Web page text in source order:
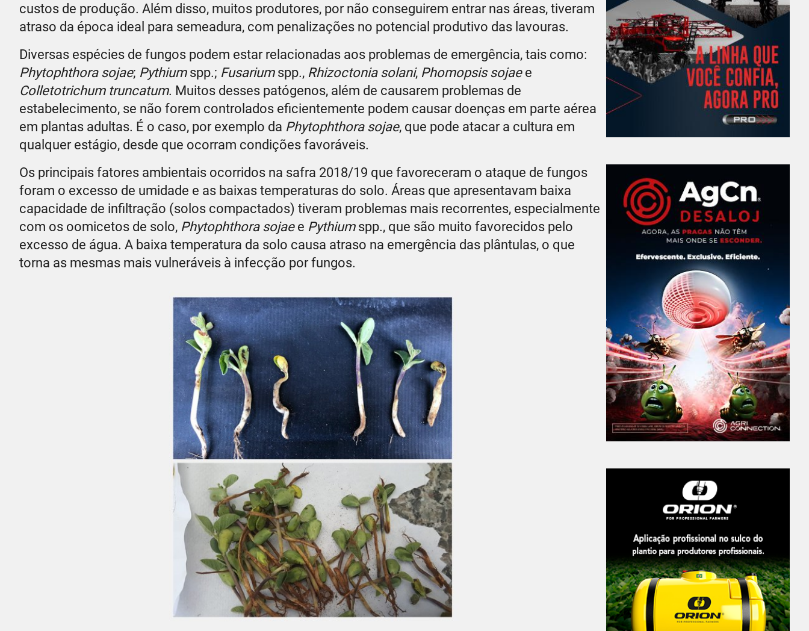
custos de produção. Além disso, muitos produtores, por não conseguirem entrar nas áreas, tiveram
atraso da época ideal para semeadura, com penalizações no potencial produtivo das lavouras.
Diversas espécies de fungos podem estar relacionadas aos problemas de emergência, tais como:
Phytophthora sojae; Pythiumspp.; Fusarium spp., Rhizoctonia solani, Phomopsis sojaee
Colletotrichum truncatum. Muitos desses patógenos, além de causarem problemas de
estabelecimento, se não forem controlados eficientemente podem causar doenças em parte aérea
em plantas adultas. É o caso, por exemplo da Phytophthora sojae, que pode atacar a cultura em
qualquer estágio, desde que ocorram condições favoráveis.
Os principais fatores ambientais ocorridos na safra 2018/19 que favoreceram o ataque de fungos
foram o excesso de umidade e as baixas temperaturas do solo. Áreas que apresentavam baixa
capacidade de infiltração (solos compactados) tiveram problemas mais recorrentes, especialmente
com os oomicetos de solo, Phytophthora sojaee Pythium spp., que são muito favorecidos pelo
excesso de água. A baixa temperatura da solo causa atraso na emergência das plântulas, o que
torna as mesmas mais vulneráveis à infecção por fungos.